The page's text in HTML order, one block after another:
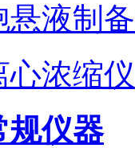
悬液制
心浓缩仪
规仪器